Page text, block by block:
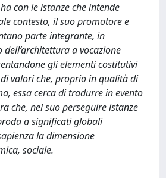
con le istanze che intende
contesto, il suo promotore e
parte integrante, in
a vocazione
gli elementi costitutivi
valori che, proprio in qualità di
essa cerca di tradurre in evento
che, nel suo perseguire istanze
a significati globali
la dimensione
sociale.